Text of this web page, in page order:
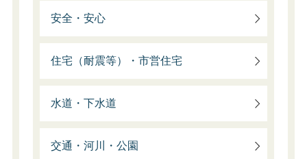
安全・安心
住宅（耐震等）・市営住宅
水道・下水道
交通・河川・公園